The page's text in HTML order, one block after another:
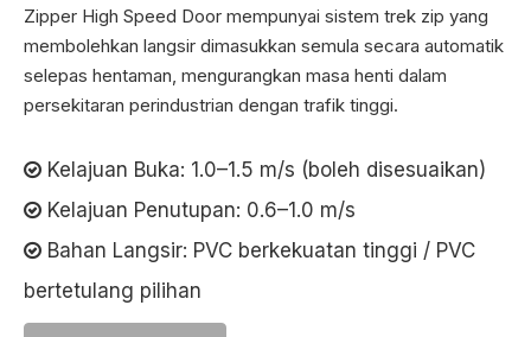
Zipper High Speed ​​Door mempunyai sistem trek zip yang
membolehkan langsir dimasukkan semula secara automatik
selepas hentaman, mengurangkan masa henti dalam
persekitaran perindustrian dengan trafik tinggi.
 Kelajuan Buka: 1.0–1.5 m/s (boleh disesuaikan)
 Kelajuan Penutupan: 0.6–1.0 m/s
 Bahan Langsir: PVC berkekuatan tinggi / PVC
bertetulang pilihan